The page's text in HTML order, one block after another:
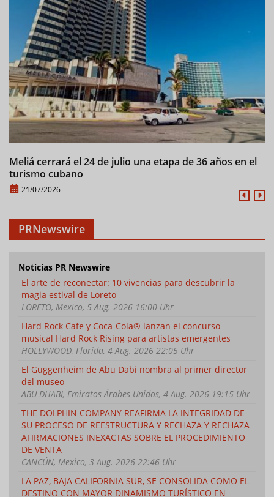
Meliá cerrará el 24 de julio una etapa de 36 años en el
turismo cubano
21/07/2026
PRNewswire
Noticias PR Newswire
El arte de reconectar: 10 vivencias para descubrir la
magia estival de Loreto
LORETO, Mexico, 5 Aug. 2026 16:00 Uhr
Hard Rock Cafe y Coca-Cola® lanzan el concurso
musical Hard Rock Rising para artistas emergentes
HOLLYWOOD, Florida, 4 Aug. 2026 22:05 Uhr
El Guggenheim de Abu Dabi nombra al primer director
del museo
ABU DHABI, Emiratos Árabes Unidos, 4 Aug. 2026 19:15 Uhr
THE DOLPHIN COMPANY REAFIRMA LA INTEGRIDAD DE
SU PROCESO DE REESTRUCTURA Y RECHAZA Y RECHAZA
AFIRMACIONES INEXACTAS SOBRE EL PROCEDIMIENTO
DE VENTA
CANCÚN, Mexico, 3 Aug. 2026 22:46 Uhr
LA PAZ, BAJA CALIFORNIA SUR, SE CONSOLIDA COMO EL
DESTINO CON MAYOR DINAMISMO TURÍSTICO EN